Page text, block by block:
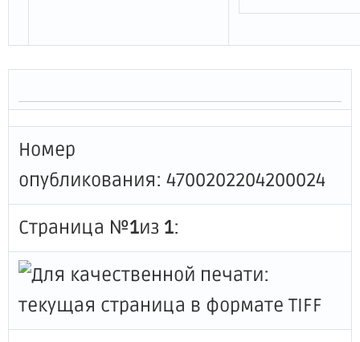
Номер
опубликования: 4700202204200024
Страница №1из 1: